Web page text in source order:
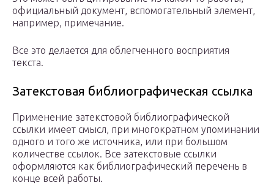
официальный документ, вспомогательный элемент,
например, примечание.
Все это делается для облегченного восприятия
текста.
Затекстовая библиографическая ссылка
Применение затекстовой библиографической
ссылки имеет смысл, при многократном упоминании
одного и того же источника, или при большом
количестве ссылок. Все затекстовые ссылки
оформляются как библиографический перечень в
конце всей работы.